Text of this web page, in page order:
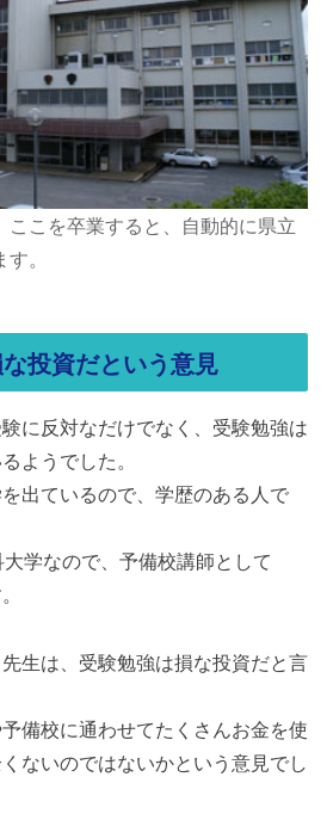
ここを卒業すると、自動的に県立
。
投資だという意見
に反対なだけでなく、受験勉強は
ようでした。
出ているので、学歴のある人で
学なので、予備校講師として
生は、受験勉強は損な投資だと言
備校に通わせてたくさんお金を使
ないのではないかという意見でし